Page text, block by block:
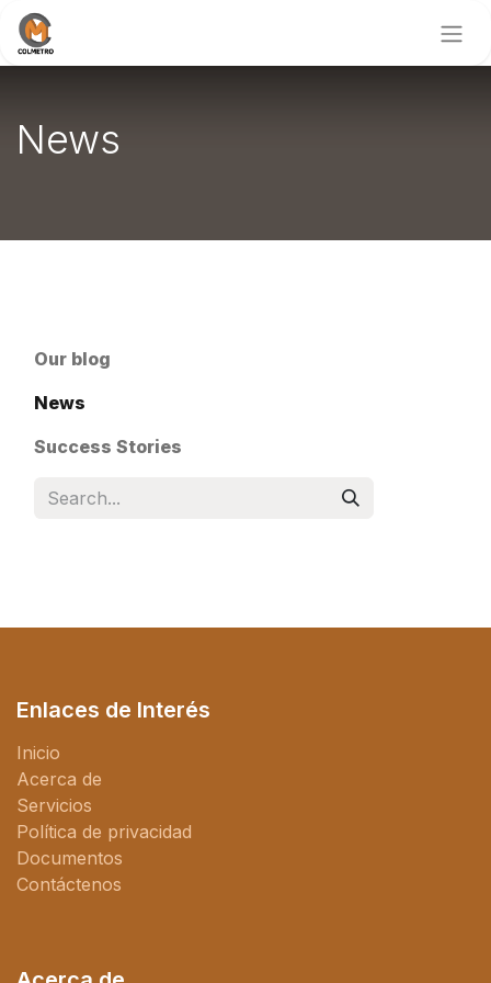
News
Our blog
News
Success Stories
Enlaces de Interés
Inicio
Acerca de
Servicios
Política de privacidad
Documentos
Contáctenos